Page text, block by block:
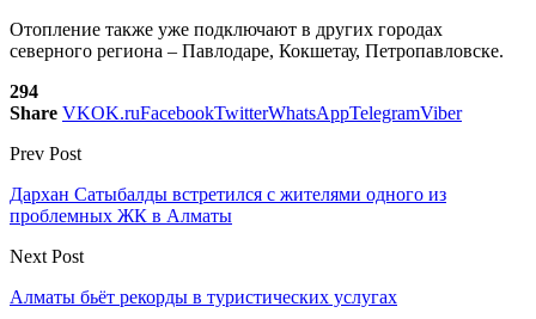
Отопление также уже подключают в других городах
северного региона – Павлодаре, Кокшетау, Петропавловске.
294
Share VKOK.ruFacebookTwitterWhatsAppTelegramViber
Prev Post
Дархан Сатыбалды встретился с жителями одного из
проблемных ЖК в Алматы
Next Post
Алматы бьёт рекорды в туристических услугах